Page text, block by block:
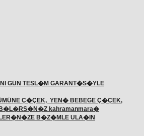
GÜN TESL�M GARANT�S�YLE
Ç�ÇEK, YEN� BEBEGE Ç�ÇEK,
kahramanmara�
B�Z�MLE ULA�IN